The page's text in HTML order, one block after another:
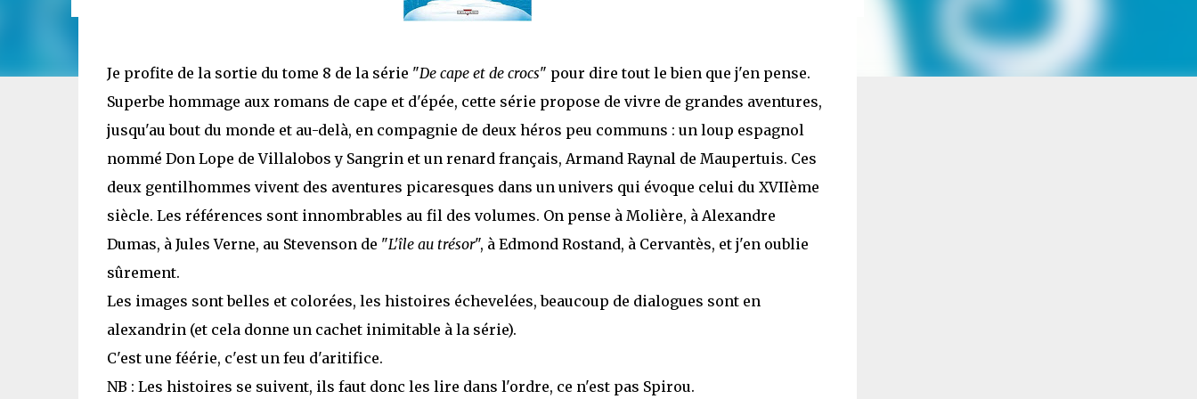
Je profite de la sortie du tome 8 de la série "De cape et de crocs" pour dire tout le bien que j'en pense.
Superbe hommage aux romans de cape et d'épée, cette série propose de vivre de grandes aventures,
jusqu'au bout du monde et au-delà, en compagnie de deux héros peu communs : un loup espagnol
nommé Don Lope de Villalobos y Sangrin et un renard français, Armand Raynal de Maupertuis. Ces
deux gentilhommes vivent des aventures picaresques dans un univers qui évoque celui du XVIIème
siècle. Les références sont innombrables au fil des volumes. On pense à Molière, à Alexandre
Dumas, à Jules Verne, au Stevenson de "L'île au trésor", à Edmond Rostand, à Cervantès, et j'en oublie
sûrement.
Les images sont belles et colorées, les histoires échevelées, beaucoup de dialogues sont en
alexandrin (et cela donne un cachet inimitable à la série).
C'est une féérie, c'est un feu d'aritifice.
NB : Les histoires se suivent, ils faut donc les lire dans l'ordre, ce n'est pas Spirou.